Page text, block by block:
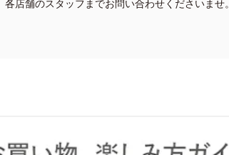
店舗のスタッフまでお問い合わせくださいませ。